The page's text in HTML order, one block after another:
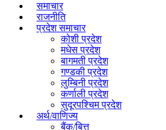
समाचार
राजनीति
प्रदेश समाचार
कोशी प्रदेश
मधेस प्रदेश
बागमती प्रदेश
गण्डकी प्रदेश
लुम्बिनी प्रदेश
कर्णाली प्रदेश
सुदूरपश्चिम प्रदेश
अर्थ/वाणिज्य
बैंक/बित्त